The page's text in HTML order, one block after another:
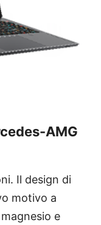
AMG
Il design di
motivo a
e